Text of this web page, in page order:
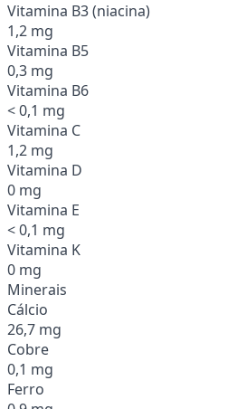
Vitamina B3 (niacina)
1,2 mg
Vitamina B5
0,3 mg
Vitamina B6
< 0,1 mg
Vitamina C
1,2 mg
Vitamina D
0 mg
Vitamina E
< 0,1 mg
Vitamina K
0 mg
Minerais
Cálcio
26,7 mg
Cobre
0,1 mg
Ferro